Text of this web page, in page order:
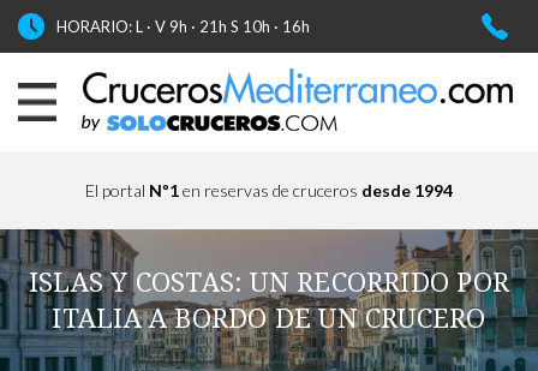
HORARIO: L · V 9h · 21h S 10h · 16h
El portal Nº1en reservas de cruceros desde 1994
ISLAS Y COSTAS: UN RECORRIDO POR
ITALIA A BORDO DE UN CRUCERO